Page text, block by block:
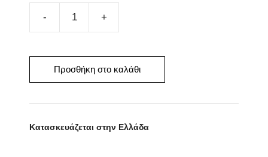
ζώνη
TINOS
ποσότητα
Προσθήκη στο καλάθι
Κατασκευάζεται στην Ελλάδα